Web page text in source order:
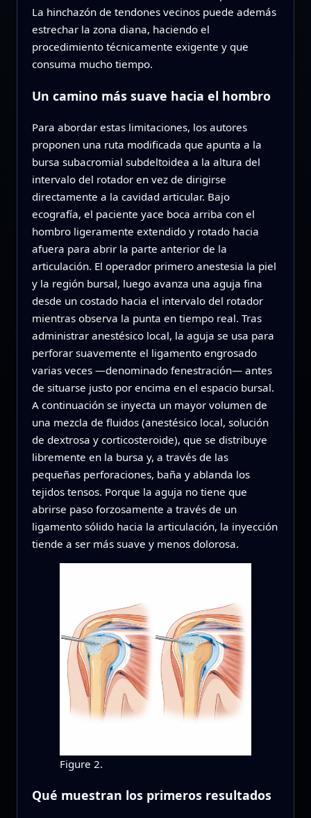
La hinchazón de tendones vecinos puede además
estrechar la zona diana, haciendo el
procedimiento técnicamente exigente y que
consuma mucho tiempo.
Un camino más suave hacia el hombro
Para abordar estas limitaciones, los autores
proponen una ruta modificada que apunta a la
bursa subacromial subdeltoidea a la altura del
intervalo del rotador en vez de dirigirse
directamente a la cavidad articular. Bajo
ecografía, el paciente yace boca arriba con el
hombro ligeramente extendido y rotado hacia
afuera para abrir la parte anterior de la
articulación. El operador primero anestesia la piel
y la región bursal, luego avanza una aguja fina
desde un costado hacia el intervalo del rotador
mientras observa la punta en tiempo real. Tras
administrar anestésico local, la aguja se usa para
perforar suavemente el ligamento engrosado
varias veces —denominado fenestración— antes
de situarse justo por encima en el espacio bursal.
A continuación se inyecta un mayor volumen de
una mezcla de fluidos (anestésico local, solución
de dextrosa y corticosteroide), que se distribuye
libremente en la bursa y, a través de las
pequeñas perforaciones, baña y ablanda los
tejidos tensos. Porque la aguja no tiene que
abrirse paso forzosamente a través de un
ligamento sólido hacia la articulación, la inyección
tiende a ser más suave y menos dolorosa.
Figure 2.
Qué muestran los primeros resultados